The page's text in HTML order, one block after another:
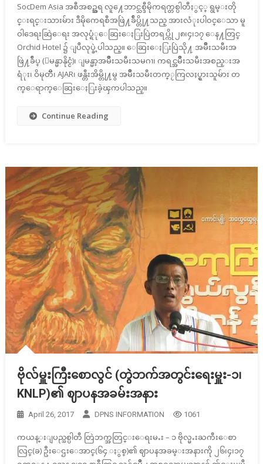
SocDem Asia အစီအစဥ္အရ လူ႔ေဘာင္သစ္ဒီမိုကရက္တစ္ပါတီႏွင့္ ရွမ္းတို
င္းရင္းသားမ်ား ဒီမိုကေရစီအဖြဲ႔ခ်ဳပ္တို႔သည္ အားလံုးပါဝင္ေသာ မူ
ဝါဒေရးဆြဲေရး အလုပ္ရံုေဆြးေႏြးပြဲတရပ္ကို ၂၈၊၄၊၁၇ ေန႔တြင္
Orchid Hotel ၌ ျပဳလုပ္ခဲ့ပါသည္။ ေဆြးေႏြးပြဲသို႔ အမ်ိဳးသမီးအ
ဖြဲ႔ခ်ဳပ္ (ျမန္မာနိုင္ငံ)၊ ျမန္မာ့အမ်ိဳးသမီးသမဂၢ၊ ကရင္အမ်ိဳးသမီးအစည္းအ
ရံုး၊ ဝိမုတၱိ၊ AJAR၊ ဖန္တီးအိမ္တို႔မွ အမ်ိဳးသမီးတက္ႂကြလႈပ္ရွားသူမ်ား တ
က္ေရာက္ေဆြးေႏြးခဲ့ၾကပါသည္။
Continue Reading
ဗိုလ်မှူးကြီးစောလွင် (တွဲဘက်အတွင်းရေးမှူး-၁၊
KNLP)၏ ဈာပနအခမ်းအနား
April 26, 2017 DPNS INFORMATION 1061
ကယန္းျပည္သစ္ပါတီ တြဲဘက္အတြင္းေရးမႉး – ၁ ဗိုလ္မႉးႀကီးေစာ
လြင္(ခ) ဦးေဌးေအာင္(၆၄ ႏွစ္)၏ ဈာပနအခမ္းအနားကို ၂၆၊၄၊၁၇